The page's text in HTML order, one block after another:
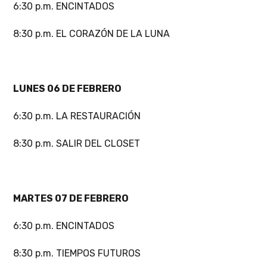
6:30 p.m. ENCINTADOS
8:30 p.m. EL CORAZÓN DE LA LUNA
LUNES 06 DE FEBRERO
6:30 p.m. LA RESTAURACIÓN
8:30 p.m. SALIR DEL CLOSET
MARTES 07 DE FEBRERO
6:30 p.m. ENCINTADOS
8:30 p.m. TIEMPOS FUTUROS